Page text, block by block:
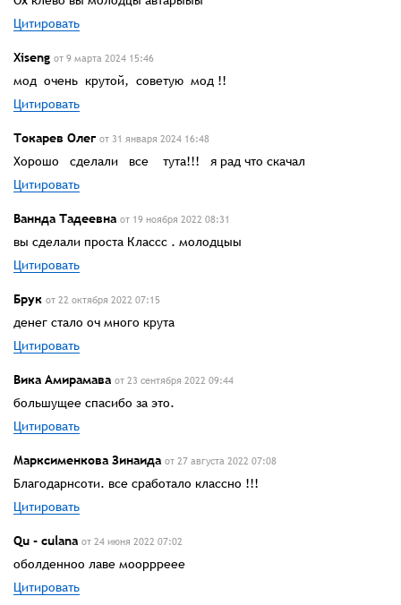
Цитировать
Xiseng от 9 марта 2024 15:46
мод очень крутой, советую мод !!
Цитировать
Токарев Олег от 31 января 2024 16:48
Хорошо сделали все тута!!! я рад что скачал
Цитировать
Ваннда Тадеевна от 19 ноября 2022 08:31
вы сделали проста Классс . молодцыы
Цитировать
Брук от 22 октября 2022 07:15
денег стало оч много крута
Цитировать
Вика Амирамава от 23 сентября 2022 09:44
большущее спасибо за это.
Цитировать
Марксименкова Зинаида от 27 августа 2022 07:08
Благодарнсоти. все сработало классно !!!
Цитировать
Qu - culanа от 24 июня 2022 07:02
оболденноо лаве мооррреее
Цитировать